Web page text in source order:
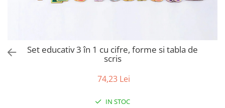
Set educativ 3 în 1 cu cifre, forme si tabla de
scris
74,23 Lei
IN STOC